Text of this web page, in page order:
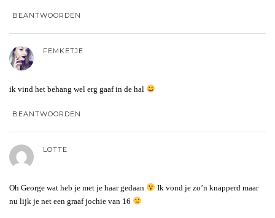
BEANTWOORDEN
FEMKETJE
ik vind het behang wel erg gaaf in de hal
BEANTWOORDEN
LOTTE
Oh George wat heb je met je haar gedaan
Ik vond je zo’n knapperd maar
nu lijk je net een graaf jochie van 16